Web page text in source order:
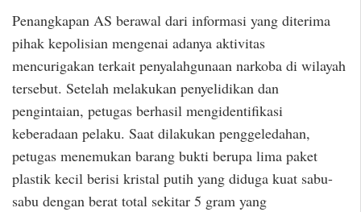
Penangkapan AS berawal dari informasi yang diterima
pihak kepolisian mengenai adanya aktivitas
mencurigakan terkait penyalahgunaan narkoba di wilayah
tersebut. Setelah melakukan penyelidikan dan
pengintaian, petugas berhasil mengidentifikasi
keberadaan pelaku. Saat dilakukan penggeledahan,
petugas menemukan barang bukti berupa lima paket
plastik kecil berisi kristal putih yang diduga kuat sabu-
sabu dengan berat total sekitar 5 gram yang